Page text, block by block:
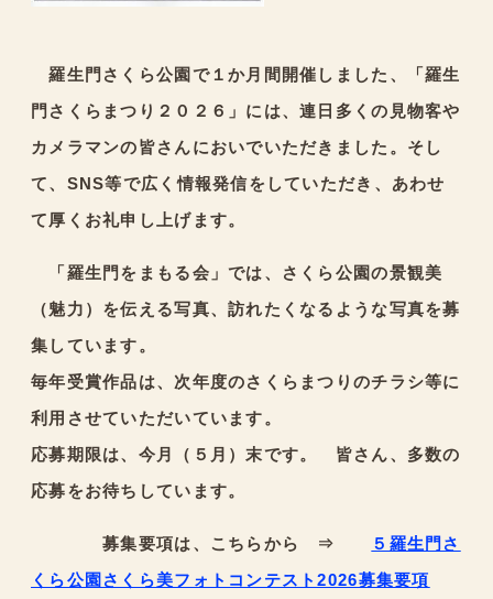
羅生門さくら公園で１か月間開催しました、「羅生
門さくらまつり２０２６」には、連日多くの見物客や
カメラマンの皆さんにおいでいただきました。そし
て、SNS等で広く情報発信をしていただき、あわせ
て厚くお礼申し上げます。
「羅生門をまもる会」では、さくら公園の景観美
（魅力）を伝える写真、訪れたくなるような写真を募
集しています。
毎年受賞作品は、次年度のさくらまつりのチラシ等に
利用させていただいています。
応募期限は、今月（５月）末です。 皆さん、多数の
応募をお待ちしています。
募集要項は、こちらから ⇒
５羅生門さ
くら公園さくら美フォトコンテスト2026募集要項